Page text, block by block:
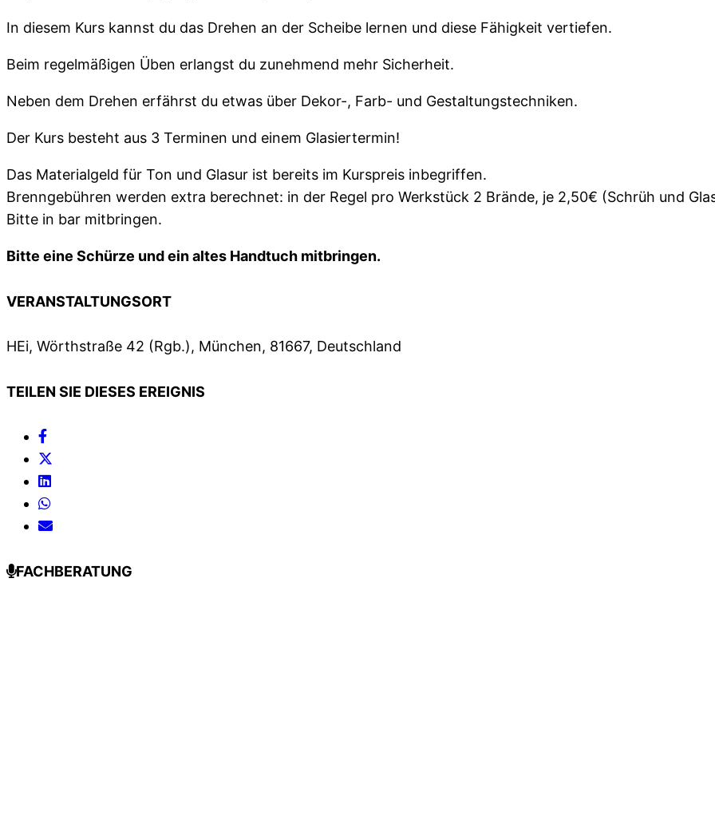
In diesem Kurs kannst du das Drehen an der Scheibe lernen und diese Fähigkeit vertiefen.
Beim regelmäßigen Üben erlangst du zunehmend mehr Sicherheit.
Neben dem Drehen erfährst du etwas über Dekor-, Farb- und Gestaltungstechniken.
Der Kurs besteht aus 3 Terminen und einem Glasiertermin!
Das Materialgeld für Ton und Glasur ist bereits im Kurspreis inbegriffen.
Brenngebühren werden extra berechnet: in der Regel pro Werkstück 2 Brände, je 2,50€ (Schrüh und
Bitte in bar mitbringen.
Bitte eine Schürze und ein altes Handtuch mitbringen.
VERANSTALTUNGSORT
HEi, Wörthstraße 42 (Rgb.), München, 81667, Deutschland
TEILEN SIE DIESES EREIGNIS
FACHBERATUNG